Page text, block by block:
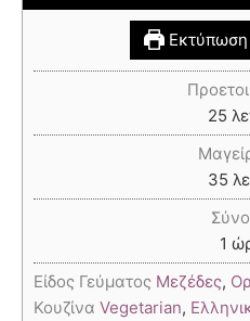
Εκτύπωση
25
35
1
Είδος Γεύματος Μεζέδες,
Κουζίνα Vegetarian,